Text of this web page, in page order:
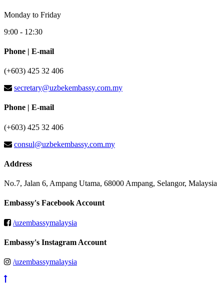
Monday to Friday
9:00 - 12:30
Phone | E-mail
(+603) 425 32 406
secretary@uzbekembassy.com.my
Phone | E-mail
(+603) 425 32 406
consul@uzbekembassy.com.my
Address
No.7, Jalan 6, Ampang Utama, 68000 Ampang, Selangor, Malaysia
Embassy's Facebook Account
/uzembassymalaysia
Embassy's Instagram Account
/uzembassymalaysia